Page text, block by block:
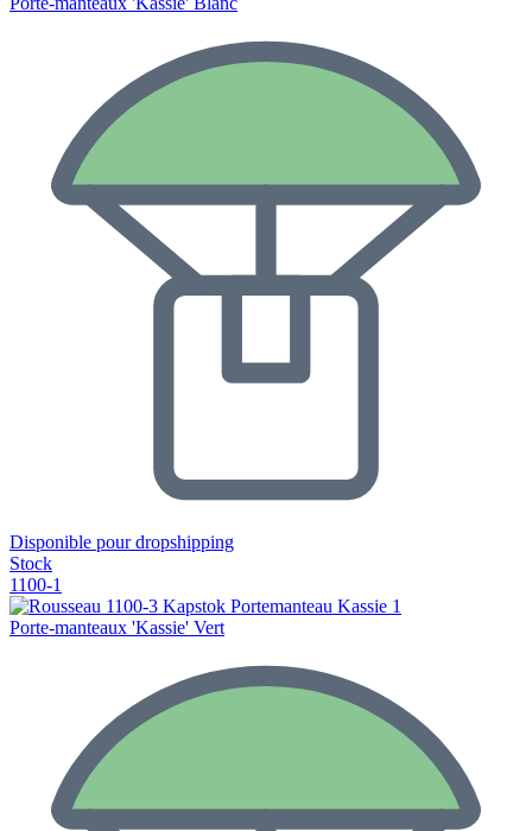
Disponible pour dropshipping
Stock
1100-1
Porte-manteaux 'Kassie' Vert